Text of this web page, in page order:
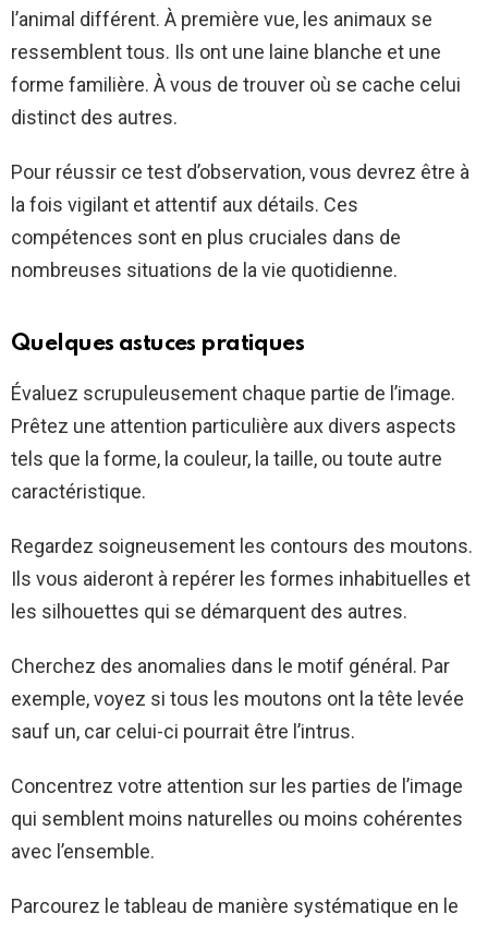
l’animal différent. À première vue, les animaux se
ressemblent tous. Ils ont une laine blanche et une
forme familière. À vous de trouver où se cache celui
distinct des autres.
Pour réussir ce test d’observation, vous devrez être à
la fois vigilant et attentif aux détails. Ces
compétences sont en plus cruciales dans de
nombreuses situations de la vie quotidienne.
Quelques astuces pratiques
Évaluez scrupuleusement chaque partie de l’image.
Prêtez une attention particulière aux divers aspects
tels que la forme, la couleur, la taille, ou toute autre
caractéristique.
Regardez soigneusement les contours des moutons.
Ils vous aideront à repérer les formes inhabituelles et
les silhouettes qui se démarquent des autres.
Cherchez des anomalies dans le motif général. Par
exemple, voyez si tous les moutons ont la tête levée
sauf un, car celui-ci pourrait être l’intrus.
Concentrez votre attention sur les parties de l’image
qui semblent moins naturelles ou moins cohérentes
avec l’ensemble.
Parcourez le tableau de manière systématique en le